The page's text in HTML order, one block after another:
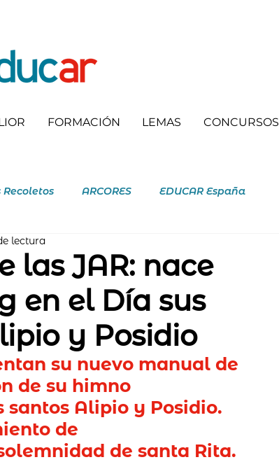
FORMACIÓN LEMAS CONCURSOS
ARCORES EDUCAR España
las JAR: nace
en el Día sus
y Posidio
lectura
su nuevo manual de
de su himno
Alipio y Posidio.
de
de santa Rita.